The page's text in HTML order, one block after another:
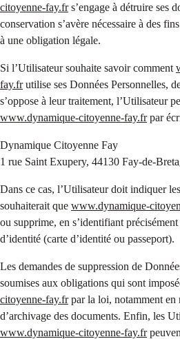
citoyenne-fay.frs’engage à détruire ses
conservation s’avère nécessaire à des
à une obligation légale.
Si l’Utilisateur souhaite savoir comment
fay.frutilise ses Données Personnelles,
s’oppose à leur traitement, l’Utilisateur
www.dynamique-citoyenne-fay.frpar
Dynamique Citoyenne Fay
1 rue Saint Exupery, 44130 Fay-de-
Dans ce cas, l’Utilisateur doit indiquer
souhaiterait que www.dynamique-
ou supprime, en s’identifiant
d’identité (carte d’identité ou passeport).
Les demandes de suppression de
soumises aux obligations qui sont
citoyenne-fay.frpar la loi, notamment en
d’archivage des documents. Enfin, les
www.dynamique-citoyenne-fay.fr